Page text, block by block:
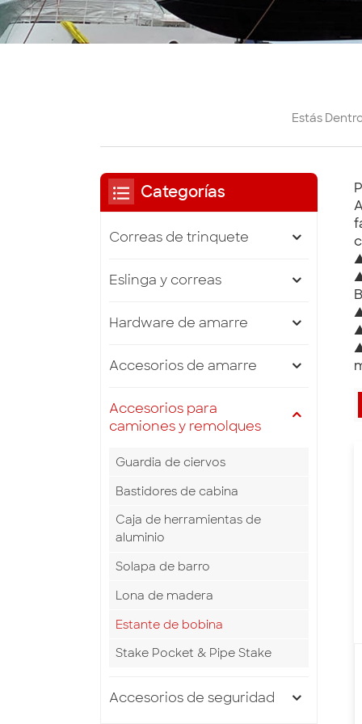
Estás
Categorías
Correas de trinquete
Eslinga y correas
Hardware de amarre
Accesorios de amarre
Accesorios para
camiones y remolques
Guardia de ciervos
Bastidores de cabina
Caja de herramientas de
aluminio
Solapa de barro
Lona de madera
Estante de bobina
Stake Pocket & Pipe Stake
Accesorios de seguridad